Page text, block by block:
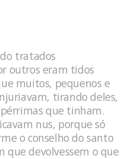
tratados
outros eram tidos
muitos, pequenos e
tirando deles,
que tinham.
nus, porque só
o conselho do santo
que devolvessem o que